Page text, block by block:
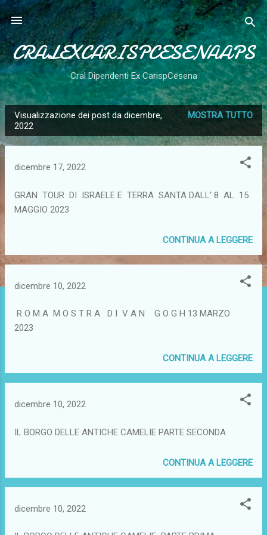
Passa ai contenuti principali
CRALEXCARISPCESENAAPS
Cral Dipendenti Ex CarispCesena
o
Visualizzazione dei post da dicembre,
2022
MOSTRA TUTTO
dicembre 17, 2022
GRAN TOUR DI ISRAELE E TERRA SANTA DALL' 8 AL 15
MAGGIO 2023
CONTINUA A LEGGERE
dicembre 10, 2022
R O M A M O S T R A D I V A N G O G H 13 MARZO
2023
CONTINUA A LEGGERE
dicembre 10, 2022
IL BORGO DELLE ANTICHE CAMELIE PARTE SECONDA
CONTINUA A LEGGERE
dicembre 10, 2022